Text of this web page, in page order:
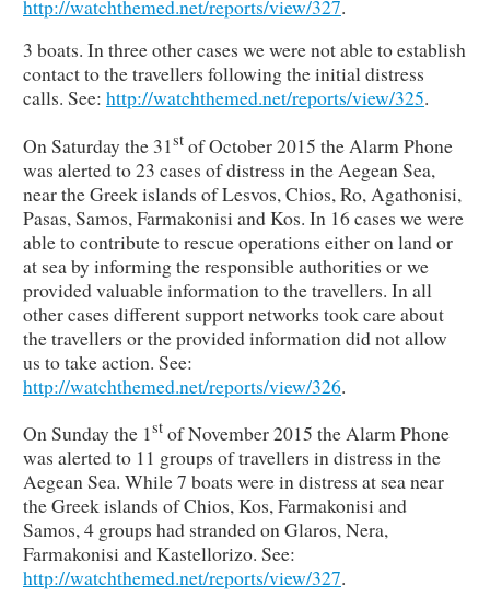
http://watchthemed.net/reports/view/327.
3 boats. In three other cases we were not able to establish
contact to the travellers following the initial distress
calls. See: http://watchthemed.net/reports/view/325.
On Saturday the 31st of October 2015 the Alarm Phone
was alerted to 23 cases of distress in the Aegean Sea,
near the Greek islands of Lesvos, Chios, Ro, Agathonisi,
Pasas, Samos, Farmakonisi and Kos. In 16 cases we were
able to contribute to rescue operations either on land or
at sea by informing the responsible authorities or we
provided valuable information to the travellers. In all
other cases different support networks took care about
the travellers or the provided information did not allow
us to take action. See:
http://watchthemed.net/reports/view/326.
On Sunday the 1st of November 2015 the Alarm Phone
was alerted to 11 groups of travellers in distress in the
Aegean Sea. While 7 boats were in distress at sea near
the Greek islands of Chios, Kos, Farmakonisi and
Samos, 4 groups had stranded on Glaros, Nera,
Farmakonisi and Kastellorizo. See:
http://watchthemed.net/reports/view/327.